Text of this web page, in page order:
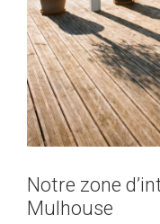
Notre zone
Mulhouse